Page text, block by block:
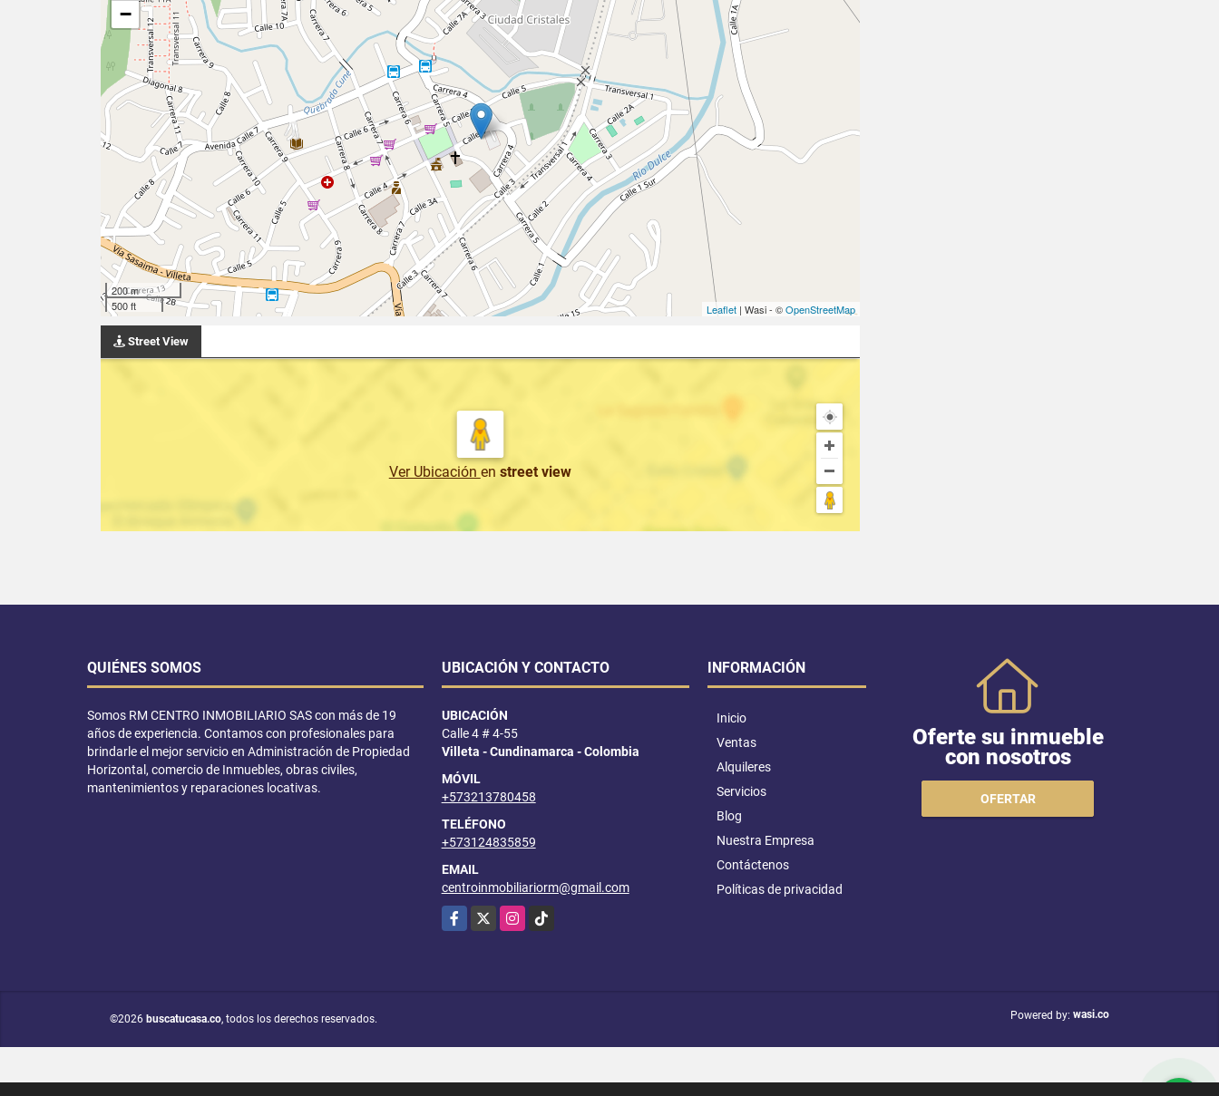
−
200 m
500 ft
Leaflet| Wasi - ©OpenStreetMap
Street View
Ver Ubicación en street view
QUIÉNES SOMOS
Somos RM CENTRO INMOBILIARIO SAS con más de 19
años de experiencia. Contamos con profesionales para
brindarle el mejor servicio en Administración de Propiedad
Horizontal, comercio de Inmuebles, obras civiles,
mantenimientos y reparaciones locativas.
UBICACIÓN Y CONTACTO
UBICACIÓN
Calle 4 # 4-55
Villeta - Cundinamarca - Colombia
MÓVIL
+573213780458
TELÉFONO
+573124835859
EMAIL
centroinmobiliariorm@gmail.com
Facebook
X Instagram
TikTok
INFORMACIÓN
Inicio
Ventas
Alquileres
Servicios
Blog
Nuestra Empresa
Contáctenos
Políticas de privacidad
Oferte su inmueble
con nosotros
OFERTAR
©2026 buscatucasa.co, todos los derechos reservados. Powered by: wasi.co